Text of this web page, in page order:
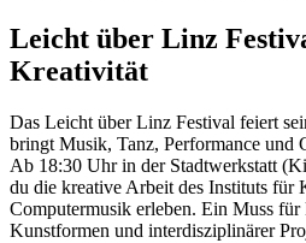
Leicht über Linz
Kreativität
Das Leicht über Linz Festival feiert
bringt Musik, Tanz, Performance und
Ab 18:30 Uhr in der Stadtwerkstatt
du die kreative Arbeit des Instituts für
Computermusik erleben. Ein Muss für
Kunstformen und interdisziplinärer